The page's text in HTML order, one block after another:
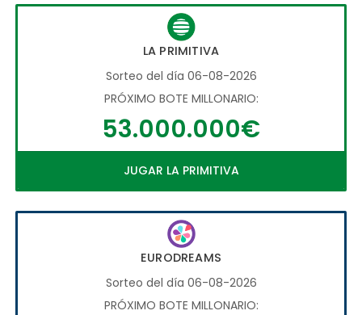
LA PRIMITIVA
Sorteo del día 06-08-2026
PRÓXIMO BOTE MILLONARIO:
53.000.000€
JUGAR LA PRIMITIVA
EURODREAMS
Sorteo del día 06-08-2026
PRÓXIMO BOTE MILLONARIO: